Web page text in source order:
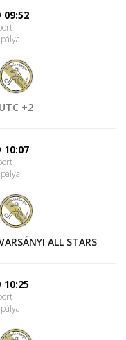
09:52
UTC +2
10:07
ALL STARS
10:25